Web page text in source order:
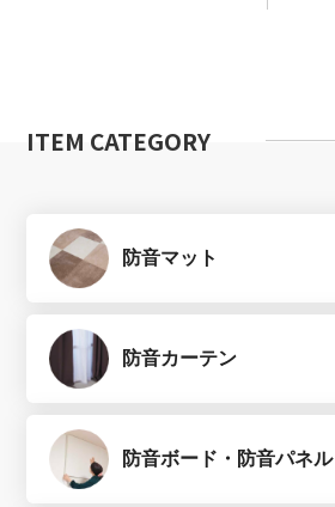
ITEM CATEGORY
防音マット
防音カーテン
防音ボード・防音パネル